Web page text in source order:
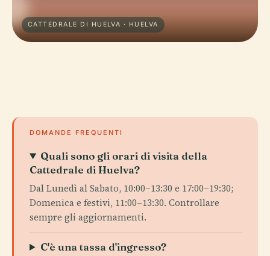
CATTEDRALE DI HUELVA · HUELVA
DOMANDE FREQUENTI
Quali sono gli orari di visita della
Cattedrale di Huelva?
Dal Lunedì al Sabato, 10:00–13:30 e 17:00–19:30;
Domenica e festivi, 11:00–13:30. Controllare
sempre gli aggiornamenti.
C'è una tassa d'ingresso?